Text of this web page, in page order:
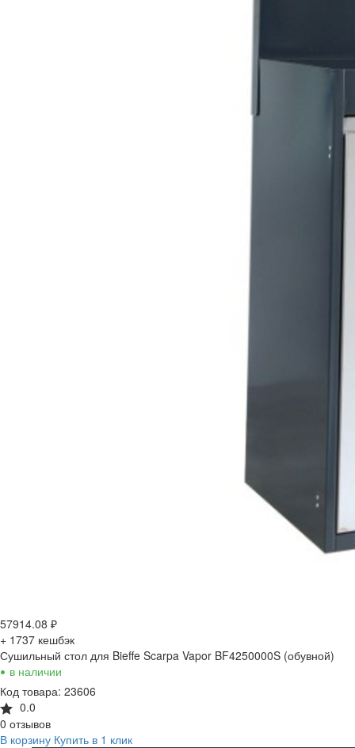
57914.08 ₽
+ 1737 кешбэк
Сушильный стол для Bieffe Scarpa Vapor BF4250000S (обувной)
• в наличии
Код товара: 23606
0.0
0 отзывов
В корзину Купить в 1 клик